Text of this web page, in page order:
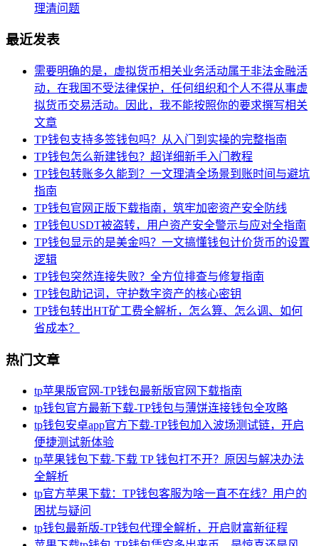
理清问题
最近发表
需要明确的是，虚拟货币相关业务活动属于非法金融活
动，在我国不受法律保护，任何组织和个人不得从事虚
拟货币交易活动。因此，我不能按照你的要求撰写相关
文章
TP钱包支持多签钱包吗？从入门到实操的完整指南
TP钱包怎么新建钱包？超详细新手入门教程
TP钱包转账多久能到？一文理清全场景到账时间与避坑
指南
TP钱包官网正版下载指南，筑牢加密资产安全防线
TP钱包USDT被盗转，用户资产安全警示与应对全指南
TP钱包显示的是美金吗？一文搞懂钱包计价货币的设置
逻辑
TP钱包突然连接失败？全方位排查与修复指南
TP钱包助记词，守护数字资产的核心密钥
TP钱包转出HT矿工费全解析，怎么算、怎么调、如何
省成本？
热门文章
tp苹果版官网-TP钱包最新版官网下载指南
tp钱包官方最新下载-TP钱包与薄饼连接钱包全攻略
tp钱包安卓app官方下载-TP钱包加入波场测试链，开启
便捷测试新体验
tp苹果钱包下载-下载 TP 钱包打不开？原因与解决办法
全解析
tp官方苹果下载：TP钱包客服为啥一直不在线？用户的
困扰与疑问
tp钱包最新版-TP钱包代理全解析，开启财富新征程